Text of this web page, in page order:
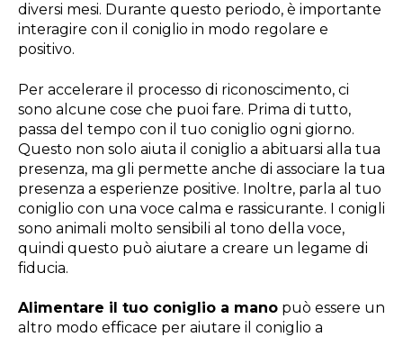
diversi mesi. Durante questo periodo, è importante
interagire con il coniglio in modo regolare e
positivo.
Per accelerare il processo di riconoscimento, ci
sono alcune cose che puoi fare. Prima di tutto,
passa del tempo con il tuo coniglio ogni giorno.
Questo non solo aiuta il coniglio a abituarsi alla tua
presenza, ma gli permette anche di associare la tua
presenza a esperienze positive. Inoltre, parla al tuo
coniglio con una voce calma e rassicurante. I conigli
sono animali molto sensibili al tono della voce,
quindi questo può aiutare a creare un legame di
fiducia.
Alimentare il tuo coniglio a mano può essere un
altro modo efficace per aiutare il coniglio a